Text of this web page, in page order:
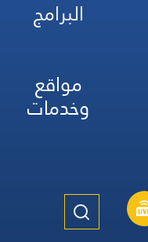
البرامج
مواقع
وخدمات